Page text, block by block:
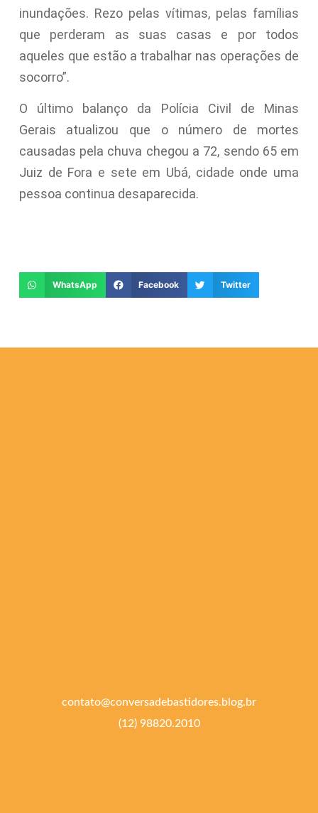
inundações. Rezo pelas vítimas, pelas famílias
que perderam as suas casas e por todos
aqueles que estão a trabalhar nas operações de
socorro”.
O último balanço da Polícia Civil de Minas
Gerais atualizou que o número de mortes
causadas pela chuva chegou a 72, sendo 65 em
Juiz de Fora e sete em Ubá, cidade onde uma
pessoa continua desaparecida.
WhatsApp Facebook Twitter
contato@conversadebastidores.blog.br
(12) 98820.2010